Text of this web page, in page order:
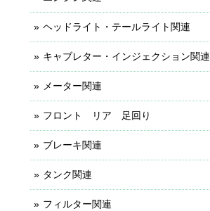
ヘッドライト・テールライト関連
キャブレター・インジェクション関連
メーター関連
フロント リア 足回り
ブレーキ関連
タンク関連
フィルター関連